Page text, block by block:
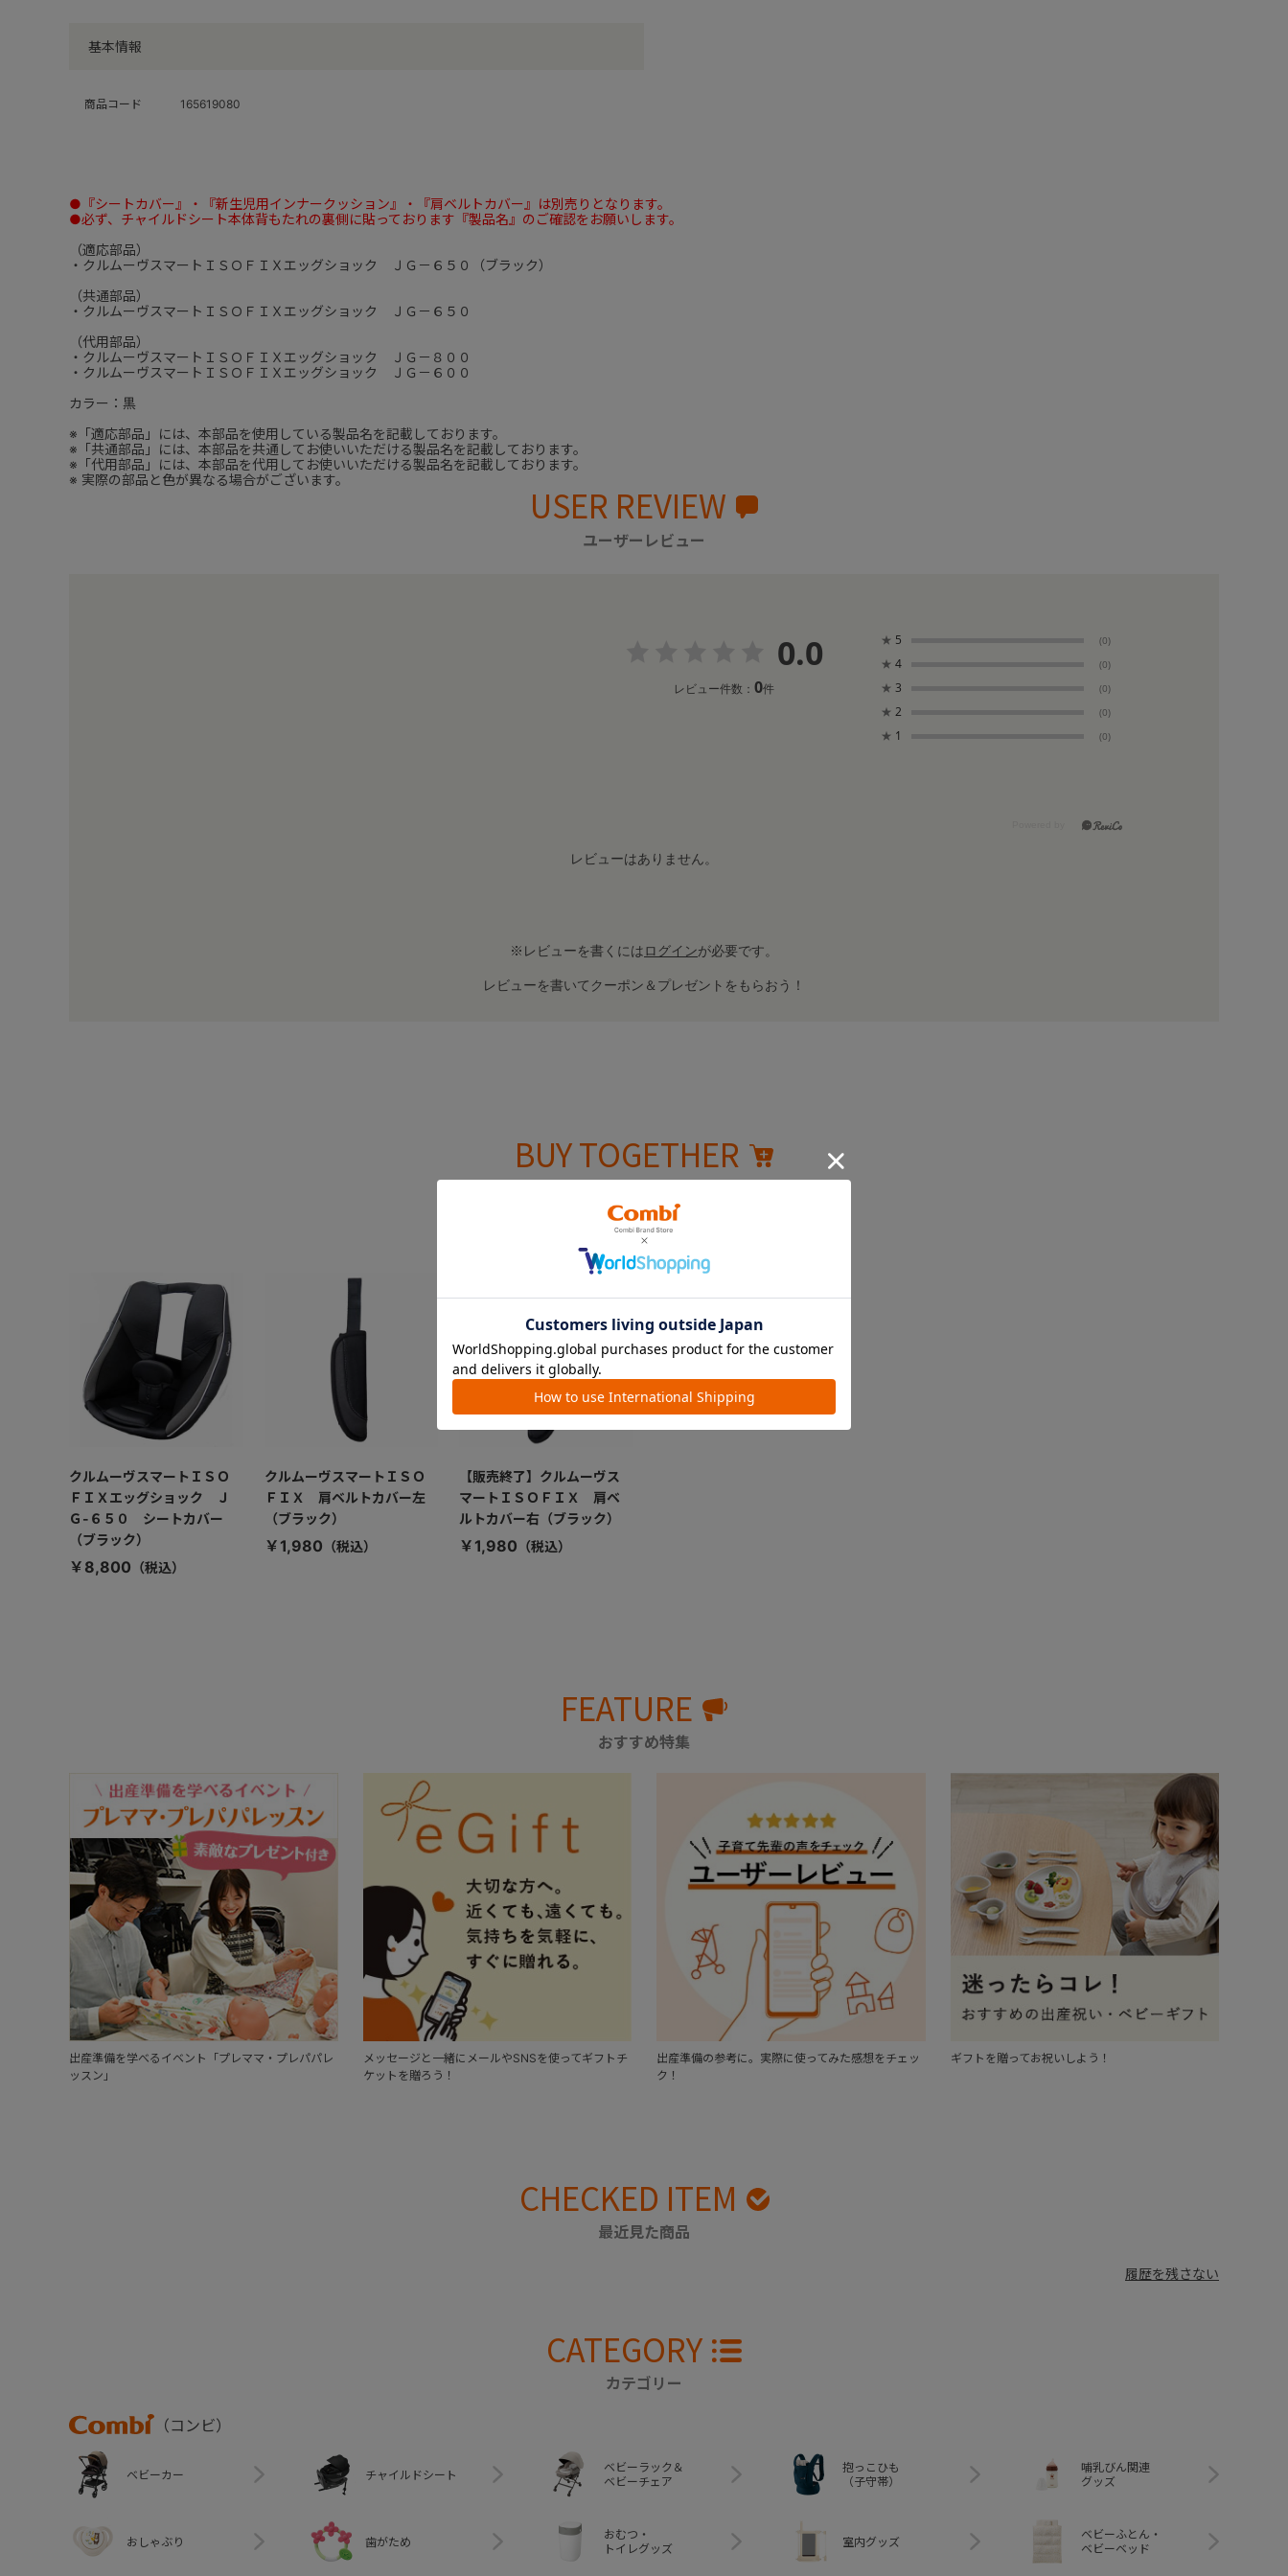
基本情報
商品コード 165619080
●『シートカバー』・『新生児用インナークッション』・『肩ベルトカバー』は別売りとなります。
●必ず、チャイルドシート本体背もたれの裏側に貼っております『製品名』のご確認をお願いします。
（適応部品）
・クルムーヴスマートＩＳＯＦＩＸエッグショック ＪＧ－６５０（ブラック）
（共通部品）
・クルムーヴスマートＩＳＯＦＩＸエッグショック ＪＧ－６５０
（代用部品）
・クルムーヴスマートＩＳＯＦＩＸエッグショック ＪＧ－８００
・クルムーヴスマートＩＳＯＦＩＸエッグショック ＪＧ－６００
カラー：黒
※「適応部品」には、本部品を使用している製品名を記載しております。
※「共通部品」には、本部品を共通してお使いいただける製品名を記載しております。
※「代用部品」には、本部品を代用してお使いいただける製品名を記載しております。
※ 実際の部品と色が異なる場合がございます。
USER REVIEW
ユーザーレビュー
0.0
レビュー件数： 0件
★ 5 (0)
★ 4 (0)
★ 3 (0)
★ 2 (0)
★ 1 (0)
レビューはありません。
※レビューを書くにはログインが必要です。
レビューを書いてクーポン＆プレゼントをもらおう！
BUY TOGETHER
こちらのパーツの関連部品となります。
紛失されている場合は、チェックを入れて一緒にカートへ！
クルムーヴスマートＩＳＯ
ＦＩＸエッグショック Ｊ
Ｇ-６５０ シートカバー
（ブラック）
￥8,800
クルムーヴスマートＩＳＯ
ＦＩＸ 肩ベルトカバー左
（ブラック）
￥1,980
【販売終了】クルムーヴス
マートＩＳＯＦＩＸ 肩ベ
ルトカバー右（ブラック）
￥1,980
FEATURE
おすすめ特集
出産準備を学べるイベント「プレママ・プレパパレ
ッスン」
メッセージと一緒にメールやSNSを使ってギフトチ
ケットを贈ろう！
出産準備の参考に。実際に使ってみた感想をチェッ
ク！
ギフトを贈ってお祝いしよう！
CHECKED ITEM
最近見た商品
履歴を残さない
CATEGORY
カテゴリー
Combi
（コンビ）
ベビーカー チャイルドシート
ベビーラック＆
ベビーチェア
抱っこひも
（子守帯）
哺乳びん関連
グッズ
おしゃぶり 歯がため
おむつ・
トイレグッズ
室内グッズ
ベビーふとん・
ベビーベッド